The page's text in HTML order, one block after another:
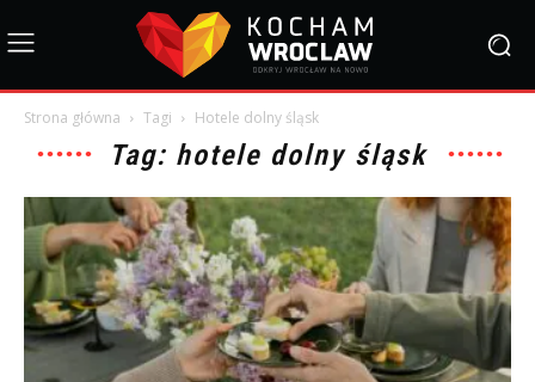
Strona główna Tagi Hotele dolny śląsk
Tag: hotele dolny śląsk